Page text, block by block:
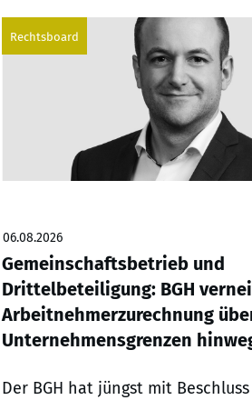
Rechtsboard
06.08.2026
Gemeinschaftsbetrieb und
Drittelbeteiligung: BGH
Arbeitnehmerzurechnung
Unternehmensgrenzen
Der BGH hat jüngst mit